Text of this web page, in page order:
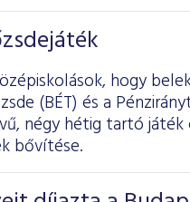
hogy
(BÉT) és a
négy hétig tartó
bővítése.